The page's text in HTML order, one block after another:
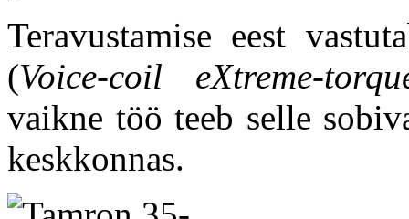
Teravustamise eest
(Voice-coil eXtreme-
vaikne töö teeb selle
keskkonnas.